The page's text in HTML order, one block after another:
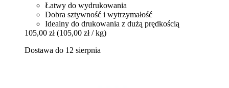
Łatwy do wydrukowania
Dobra sztywność i wytrzymałość
Idealny do drukowania z dużą prędkością
105,00 zł (105,00 zł / kg)
Dostawa do 12 sierpnia